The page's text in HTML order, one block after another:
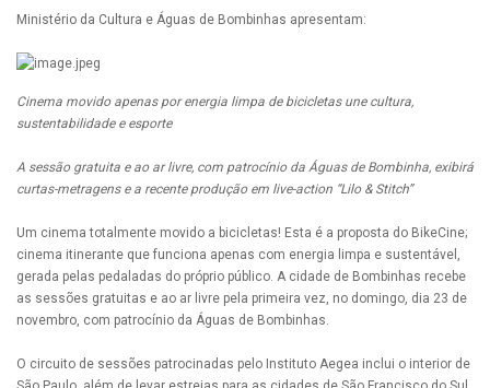
Ministério da Cultura e Águas de Bombinhas apresentam:
Cinema movido apenas por energia limpa de bicicletas une cultura,
sustentabilidade e esporte
A sessão gratuita e ao ar livre, com patrocínio da Águas de Bombinha, exibirá
curtas-metragens e a recente produção em live-action “Lilo & Stitch”
Um cinema totalmente movido a bicicletas! Esta é a proposta do BikeCine;
cinema itinerante que funciona apenas com energia limpa e sustentável,
gerada pelas pedaladas do próprio público. A cidade de Bombinhas recebe
as sessões gratuitas e ao ar livre pela primeira vez, no domingo, dia 23 de
novembro, com patrocínio da Águas de Bombinhas.
O circuito de sessões patrocinadas pelo Instituto Aegea inclui o interior de